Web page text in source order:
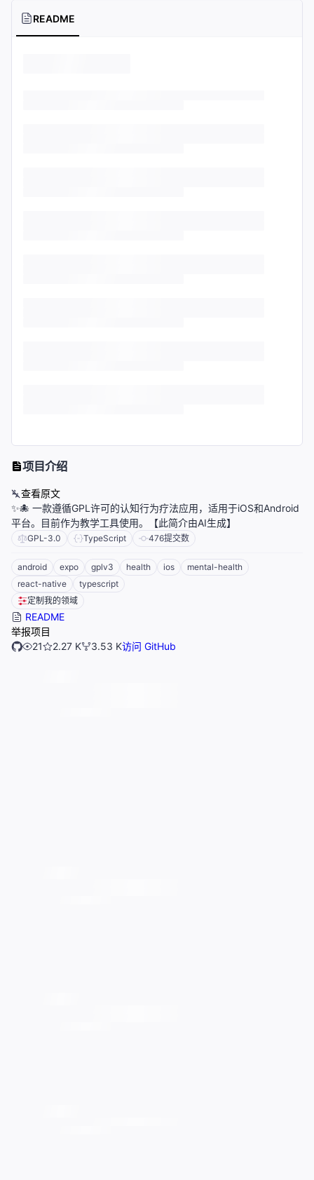
README
项目介绍
查看原文
✨🐙 一款遵循GPL许可的认知行为疗法应用，适用于iOS和Android
平台。目前作为教学工具使用。【此简介由AI生成】
GPL-3.0 TypeScript 476提交数
android expo gplv3 health ios
mental-health
react-native
typescript
定制我的领域
README
举报项目
21
2.27 K 3.53 K访问 GitHub